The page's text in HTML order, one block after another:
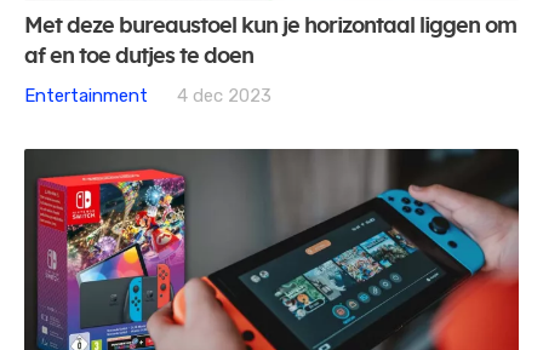
Met deze bureaustoel kun je horizontaal liggen om
af en toe dutjes te doen
Entertainment
4 dec 2023